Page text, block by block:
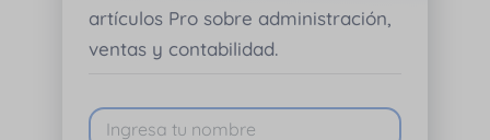
artículos Pro sobre administración,
ventas y contabilidad.